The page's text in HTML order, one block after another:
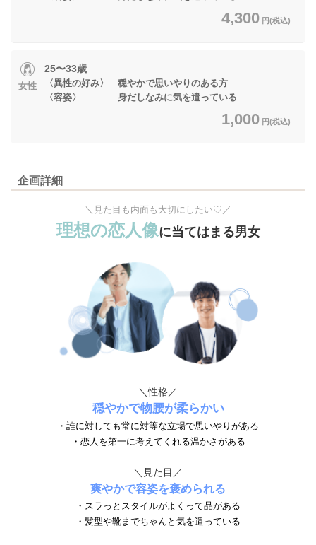
4,300 円(税込)
女性
25〜33歳
〈異性の好み〉 穏やかで思いやりのある方
〈容姿〉 身だしなみに気を遣っている
1,000 円(税込)
企画詳細
＼見た目も内面も大切にしたい♡／
理想の恋人像に当てはまる男女
＼性格／
穏やかで物腰が柔らかい
・誰に対しても常に対等な立場で思いやりがある
・恋人を第一に考えてくれる温かさがある
＼見た目／
爽やかで容姿を褒められる
・スラっとスタイルがよくって品がある
・髪型や靴までちゃんと気を遣っている